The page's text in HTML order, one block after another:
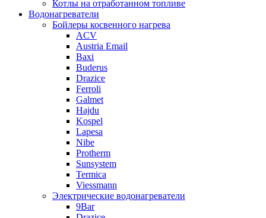
Котлы на отработанном топливе
Водонагреватели
Бойлеры косвенного нагрева
ACV
Austria Email
Baxi
Buderus
Drazice
Ferroli
Galmet
Hajdu
Kospel
Lapesa
Nibe
Protherm
Sunsystem
Termica
Viessmann
Электрические водонагреватели
9Bar